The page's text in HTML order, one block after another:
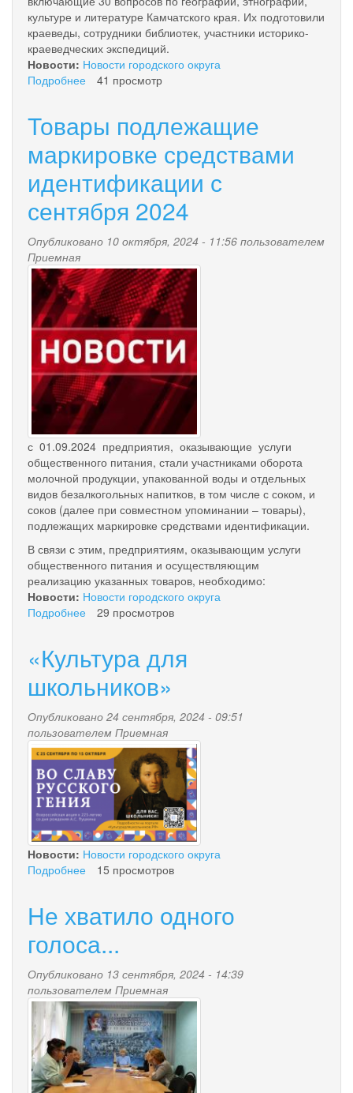
культуре и литературе Камчатского края. Их подготовили
краеведы, сотрудники библиотек, участники историко-
краеведческих экспедиций.
Новости: Новости городского округа
Подробнее
о
41 просмотр
Товары подлежащие
маркировке средствами
идентификации с
сентября 2024
Опубликовано 10 октября, 2024 - 11:56 пользователем
Приемная
news-
palana.jpg
с 01.09.2024 предприятия, оказывающие услуги
общественного питания, стали участниками оборота
молочной продукции, упакованной воды и отдельных
видов безалкогольных напитков, в том числе с соком, и
соков (далее при совместном упоминании – товары),
подлежащих маркировке средствами идентификации.
В связи с этим, предприятиям, оказывающим услуги
общественного питания и осуществляющим
реализацию указанных товаров, необходимо:
Новости: Новости городского округа
Подробнее
маркировке
средствами
идентификации
сентября
2024
29 просмотров
«Культура для
школьников»
Опубликовано 24 сентября, 2024 - 09:51
пользователем Приемная
snimok.png
Новости: Новости городского округа
Подробнее
школьников»
15 просмотров
Не хватило одного
голоса...
Опубликовано 13 сентября, 2024 - 14:39
пользователем Приемная
mini_img_4157.jpg